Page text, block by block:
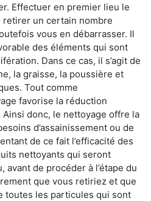
Effectuer en premier lieu le
un certain nombre
vous en débarrasser. Il
des éléments qui sont
Dans ce cas, il s’agit de
la graisse, la poussière et
Tout comme
favorise la réduction
donc, le nettoyage offre la
d’assainissement ou de
de ce fait l’efficacité des
nettoyants qui seront
avant de procéder à l’étape du
que vous retiriez et que
toutes les particules qui sont